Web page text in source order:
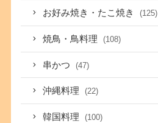
お好み焼き・たこ焼き (125)
焼鳥・鳥料理 (108)
串かつ (47)
沖縄料理 (22)
韓国料理 (100)